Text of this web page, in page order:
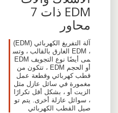
EDM ذات 7
محاور
آلة التفريغ الكهربائي (EDM)
، EDM الغارق بالقالب ، وتس
مى أيضًا نوع التجويف EDM
أو الحجم EDM ، تتكون من
قطب كهربائي وقطعة عمل
مغمورة في سائل عازل مثل
الزيت أو ، بشكل أقل تكرارًا
، سوائل عازلة أخرى. يتم تو
صيل القطب الكهربائي